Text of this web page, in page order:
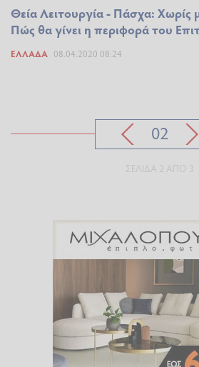
Θεία Λειτουργία - Πάσχα: Χωρίς
Πώς θα γίνει η περιφορά του
ΕΛΛΆΔΑ 08.04.2020 08:24
02
ΣΕΛΊΔΑ 2 ΑΠΌ 3